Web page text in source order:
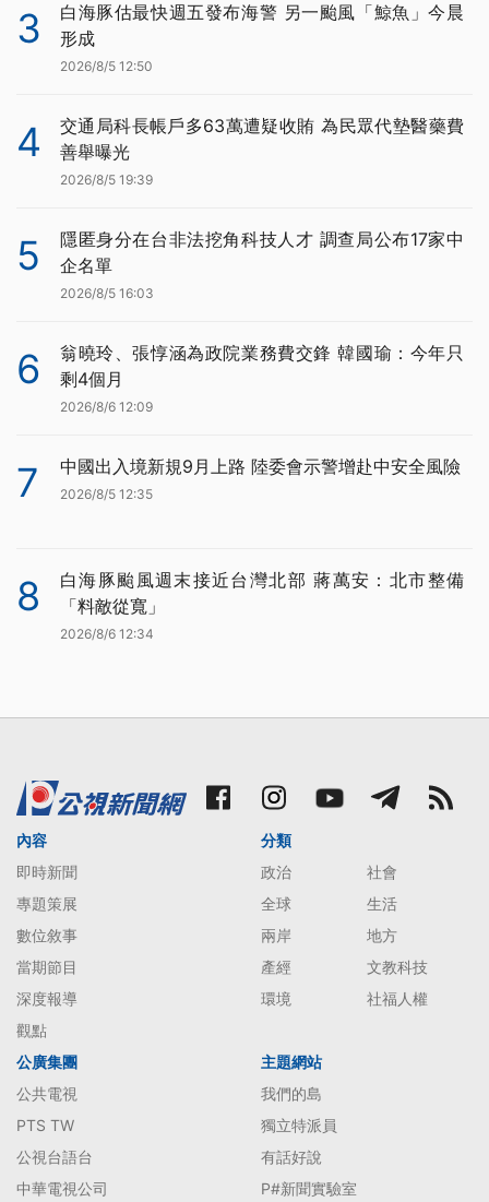
3
白海豚估最快週五發布海警 另一颱風「鯨魚」今晨
形成
2026/8/5 12:50
4
交通局科長帳戶多63萬遭疑收賄 為民眾代墊醫藥費
善舉曝光
2026/8/5 19:39
5
隱匿身分在台非法挖角科技人才 調查局公布17家中
企名單
2026/8/5 16:03
6
翁曉玲、張惇涵為政院業務費交鋒 韓國瑜：今年只
剩4個月
2026/8/6 12:09
7 中國出入境新規9月上路 陸委會示警增赴中安全風險
2026/8/5 12:35
8
白海豚颱風週末接近台灣北部 蔣萬安：北市整備
「料敵從寬」
2026/8/6 12:34
內容
即時新聞
專題策展
數位敘事
當期節目
深度報導
觀點
分類
政治
社會
全球
生活
兩岸
地方
產經
文教科技
環境
社福人權
公廣集團
公共電視
PTS TW
公視台語台
中華電視公司
主題網站
我們的島
獨立特派員
有話好說
P#新聞實驗室